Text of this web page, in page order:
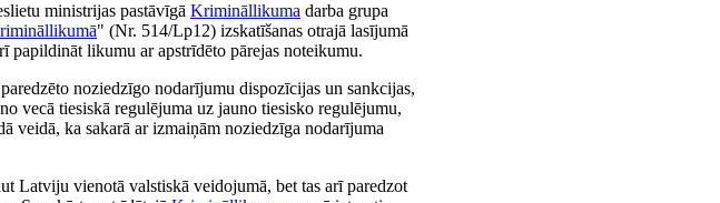
ministrijas pastāvīgā Krimināllikuma darba grupa
" (Nr. 514/Lp12) izskatīšanas otrajā lasījumā
papildināt likumu ar apstrīdēto pārejas noteikumu.
noziedzīgo nodarījumu dispozīcijas un sankcijas,
vecā tiesiskā regulējuma uz jauno tiesisko regulējumu,
veidā, ka sakarā ar izmaiņām noziedzīga nodarījuma
Latviju vienotā valstiskā veidojumā, bet tas arī paredzot